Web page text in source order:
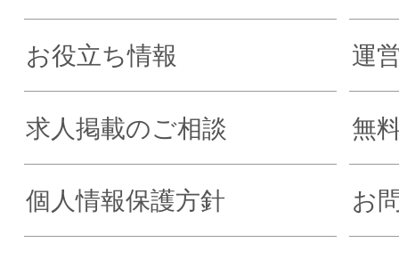
お役立ち情報 運
求人掲載のご相談 無
個人情報保護方針 お